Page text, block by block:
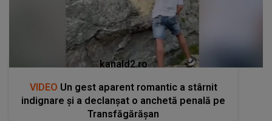
kanald2.ro
VIDEO Un gest aparent romantic a stârnit
indignare și a declanșat o anchetă penală pe
Transfăgărășan